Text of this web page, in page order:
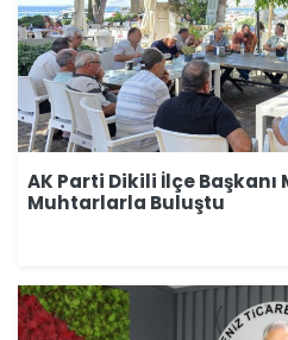
AK Parti Dikili İlçe
Muhtarlarla Buluştu